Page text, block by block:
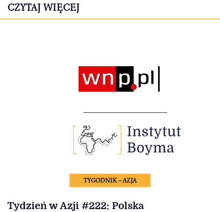
CZYTAJ WIĘCEJ
TYGODNIK – AZJA
Tydzień w Azji #222: Polska